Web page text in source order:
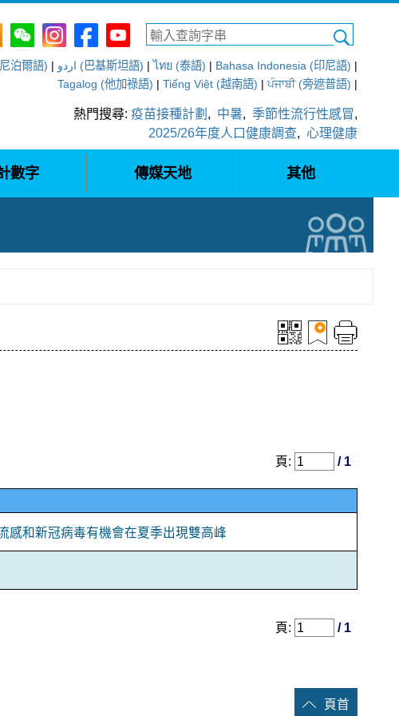
尼泊爾語) | اردو (巴基斯坦語) |ไทย (泰語) | Bahasa Indonesia (印尼語) |
Tagalog (他加祿語) | Tiếng Việt (越南語) |ਪੰਜਾਬੀ (旁遮普語) |
熱門搜尋: 疫苗接種計劃 , 中暑, 季節性流行性感冒,
2025/26年度人口健康調查, 心理健康
數字 傳媒天地 其他
頁: / 1
感和新冠病毒有機會在夏季出現雙高峰
頁: / 1
頁首